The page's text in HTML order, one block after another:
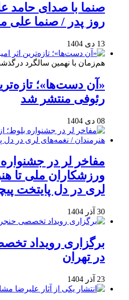
صنما با صدای حامد
روز پدر / صنما علی
13 دی 1404
هم‌زمان با نهمین سالگرد
«آن دست‌ها»؛
رئوفی منتشر شد
08 دی 1404
مفاخر لر در جشنواره
ورزشکاران ملی تا
لری در دل پایتخت
30 آذر 1404
برگزاری رویداد
در تهران
23 آذر 1404